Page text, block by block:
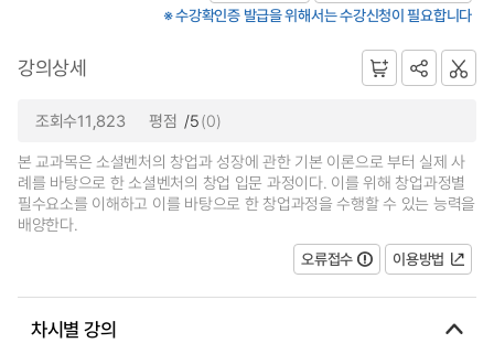
※ 수강확인증 발급을 위해서는 수강신청이 필요합니다
강의상세
조회수11,823 평점 /5(0)
본 교과목은 소셜벤처의 창업과 성장에 관한 기본 이론으로 부터 실제 사
례를 바탕으로 한 소셜벤처의 창업 입문 과정이다. 이를 위해 창업과정별
필수요소를 이해하고 이를 바탕으로 한 창업과정을 수행할 수 있는 능력을
배양한다.
오류접수
이용방법
차시별 강의